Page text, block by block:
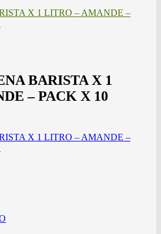
X 1 LITRO – AMANDE –
BARISTA X 1
– PACK X 10
X 1 LITRO – AMANDE –